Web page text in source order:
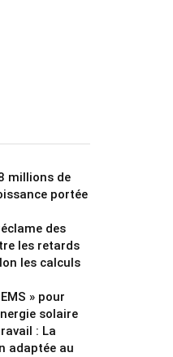
millions de
portée
des
les retards
les calculs
» pour
solaire
: La
adaptée au